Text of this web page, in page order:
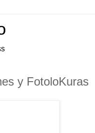
y FotoloKuras